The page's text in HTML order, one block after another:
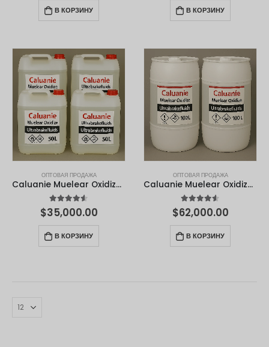
В КОРЗИНУ В КОРЗИНУ
ОПТОВАЯ ПРОДАЖА
Caluanie Muelear Oxidize – 50 литров
4.50из 5
$35,000.00
В КОРЗИНУ
ОПТОВАЯ ПРОДАЖА
Caluanie Muelear Oxidize – 100 литров
4.50 из 5
$62,000.00
В КОРЗИНУ
ဗမာစာ